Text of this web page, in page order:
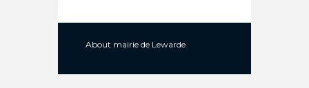
About mairie de Lewarde